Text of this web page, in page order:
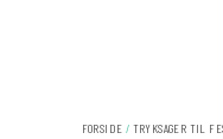
FORSIDE / TRYKSAGER TIL